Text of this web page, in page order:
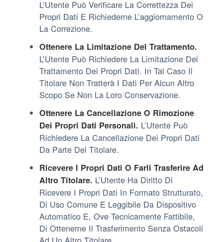
L’Utente Può Verificare La Correttezza Dei
Propri Dati E Richiederne L’aggiornamento O
La Correzione.
Ottenere La Limitazione Del Trattamento.
L’Utente Può Richiedere La Limitazione Del
Trattamento Dei Propri Dati. In Tal Caso Il
Titolare Non Tratterà I Dati Per Alcun Altro
Scopo Se Non La Loro Conservazione.
Ottenere La Cancellazione O Rimozione
Dei Propri Dati Personali. L’Utente Può
Richiedere La Cancellazione Dei Propri Dati
Da Parte Del Titolare.
Ricevere I Propri Dati O Farli Trasferire Ad
Altro Titolare. L’Utente Ha Diritto Di
Ricevere I Propri Dati In Formato Strutturato,
Di Uso Comune E Leggibile Da Dispositivo
Automatico E, Ove Tecnicamente Fattibile,
Di Ottenerne Il Trasferimento Senza Ostacoli